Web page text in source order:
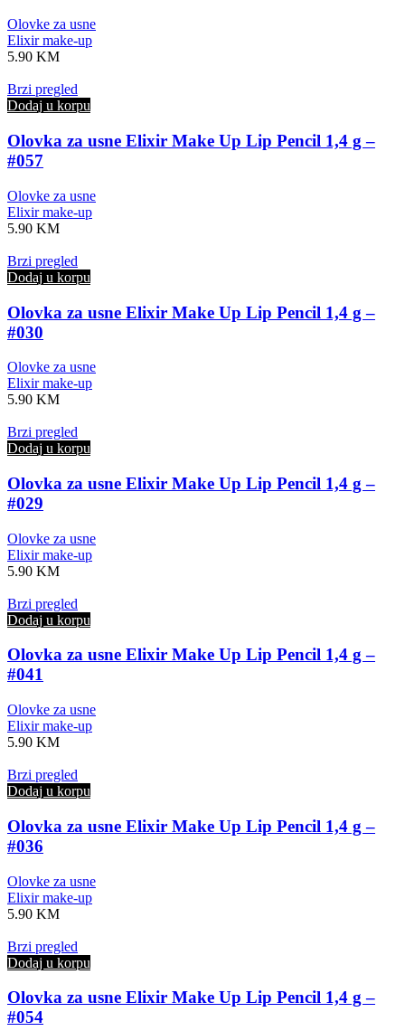
Olovke za usne
Elixir make-up
5.90 KM
Brzi pregled
Dodaj u korpu
Olovka za usne Elixir Make Up Lip Pencil 1,4 g –
#057
Olovke za usne
Elixir make-up
5.90 KM
Brzi pregled
Dodaj u korpu
Olovka za usne Elixir Make Up Lip Pencil 1,4 g –
#030
Olovke za usne
Elixir make-up
5.90 KM
Brzi pregled
Dodaj u korpu
Olovka za usne Elixir Make Up Lip Pencil 1,4 g –
#029
Olovke za usne
Elixir make-up
5.90 KM
Brzi pregled
Dodaj u korpu
Olovka za usne Elixir Make Up Lip Pencil 1,4 g –
#041
Olovke za usne
Elixir make-up
5.90 KM
Brzi pregled
Dodaj u korpu
Olovka za usne Elixir Make Up Lip Pencil 1,4 g –
#036
Olovke za usne
Elixir make-up
5.90 KM
Brzi pregled
Dodaj u korpu
Olovka za usne Elixir Make Up Lip Pencil 1,4 g –
#054